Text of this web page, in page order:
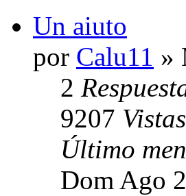
Un aiuto
por Calu11 »
2
9207 Vistas
Último
Dom Ago